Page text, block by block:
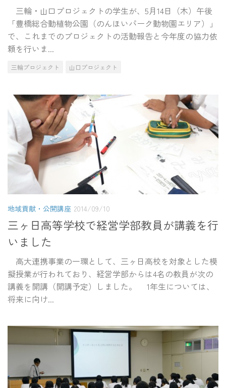
三輪・山口プロジェクトの学生が、5月14日（木）午後
「豊橋総合動植物公園（のんほいパーク動物園エリア）」
で、これまでのプロジェクトの活動報告と今年度の協力依
頼を行いま...
三輪プロジェクト 山口プロジェクト
地域貢献・公開講座 2014/09/10
三ヶ日高等学校で経営学部教員が講義を行
いました
高大連携事業の一環として、三ヶ日高校を対象とした模
擬授業が行われており、経営学部からは4名の教員が次の
講義を開講（開講予定）しました。 1年生については、
将来に向け...